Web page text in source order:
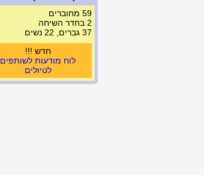
59 מחוברים
2 בחדר השיחה
37 גברים, 22 נשים
חדש !!!
לוח מודעות לשותפים
לטיולים